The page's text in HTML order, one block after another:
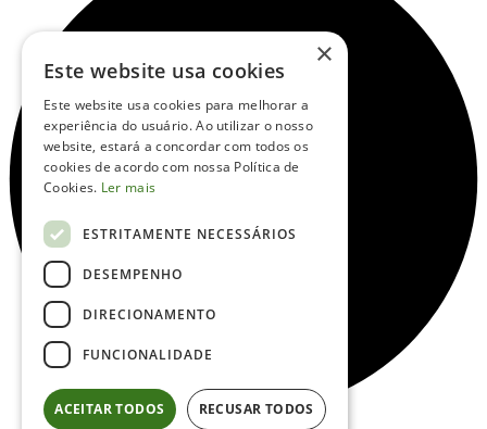
×
Este website usa cookies
Este website usa cookies para melhorar a
experiência do usuário. Ao utilizar o nosso
website, estará a concordar com todos os
cookies de acordo com nossa Política de
Cookies. Ler mais
ESTRITAMENTE NECESSÁRIOS
DESEMPENHO
DIRECIONAMENTO
FUNCIONALIDADE
ACEITAR TODOS RECUSAR TODOS